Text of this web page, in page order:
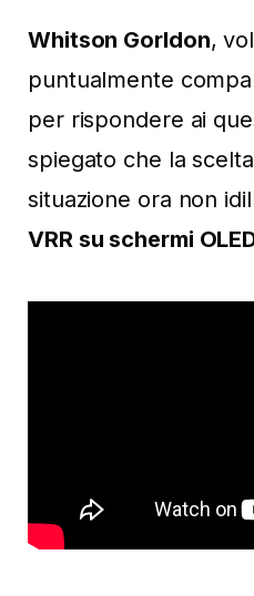
Whitson Gorldon,
puntualmente
per rispondere ai
spiegato che la
situazione ora non
VRR su schermi